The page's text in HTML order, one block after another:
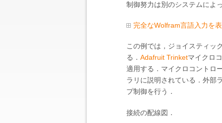
制御努力は別のシステムによ
完全なWolfram言語入力を
この例では，ジョイスティッ
る． Adafruit Trinketマイクロ
適用する．マイクロコントロ
ラリに説明されている．外部
プ制御を行う．
接続の配線図．